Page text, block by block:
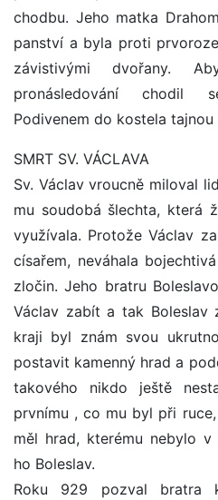
chodbu. Jeho matka
panství a byla proti
závistivými dvořany.
pronásledování chodil
Podivenem do kostela tajnou
SMRT SV. VÁCLAVA
Sv. Václav vroucně miloval
mu soudobá šlechta, která
využívala. Protože Václav
císařem, neváhala
zločin. Jeho bratru
Václav zabít a tak Boleslav
kraji byl znám svou
postavit kamenný hrad a
takového nikdo ještě
prvnímu , co mu byl při
měl hrad, kterému nebylo
ho Boleslav.
Roku 929 pozval